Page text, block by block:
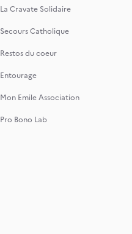
La Cravate Solidaire
Secours Catholique
Restos du coeur
Entourage
Mon Emile Association
Pro Bono Lab